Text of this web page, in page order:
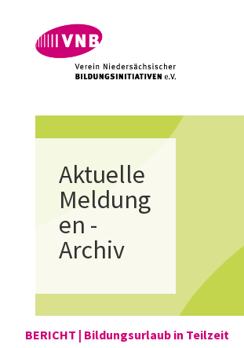
Aktuelle
Meldung
en -
Archiv
BERICHT | Bildungsurlaub in Teilzeit